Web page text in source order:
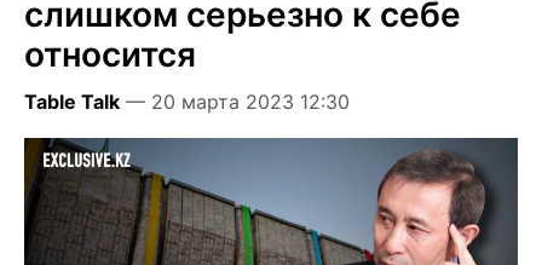
слишком серьезно к себе
относится
Table Talk — 20 марта 2023 12:30